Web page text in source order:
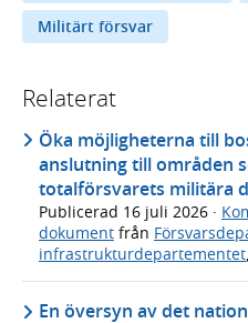
Militärt försvar
Relaterat
Öka möjligheterna till
anslutning till områden
totalförsvarets militära
Publicerad 16 juli 2026 ·
dokument från
infrastrukturdepartementet
En översyn av det